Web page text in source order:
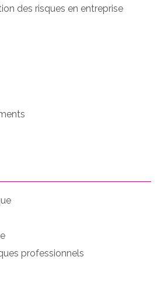
des risques en entreprise
professionnels